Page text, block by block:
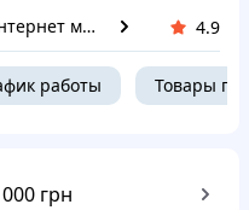
Продавец 0629store.com.ua - Интернет магазин чехлов и защитных стекол для смартфонов 4.9
работы Товары
грн